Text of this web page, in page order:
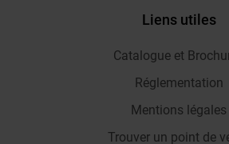
Liens utiles
Catalogue et
Réglementation
Mentions légales
Trouver un point de